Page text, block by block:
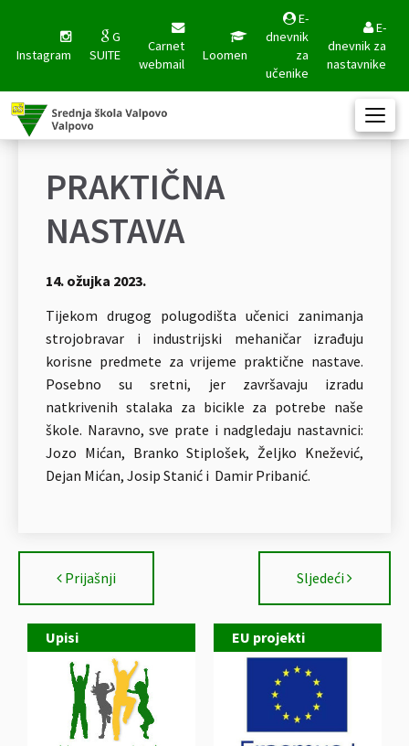
Instagram
G
SUITE
Carnet
webmail
Loomen
E-
dnevnik
za
učenike
E-
dnevnik za
nastavnike
Upisi EU projekti
PRAKTIČNA
NASTAVA
14. ožujka 2023.
Tijekom drugog polugodišta učenici zanimanja
strojobravar i industrijski mehaničar izrađuju
korisne predmete za vrijeme praktične nastave.
Posebno su sretni, jer završavaju izradu
natkrivenih stalaka za bicikle za potrebe naše
škole. Naravno, sve prate i nadgledaju nastavnici:
Jozo Mićan, Branko Stiplošek, Željko Knežević,
Dejan Mićan, Josip Stanić i Damir Pribanić.
Prijašnji Sljedeći